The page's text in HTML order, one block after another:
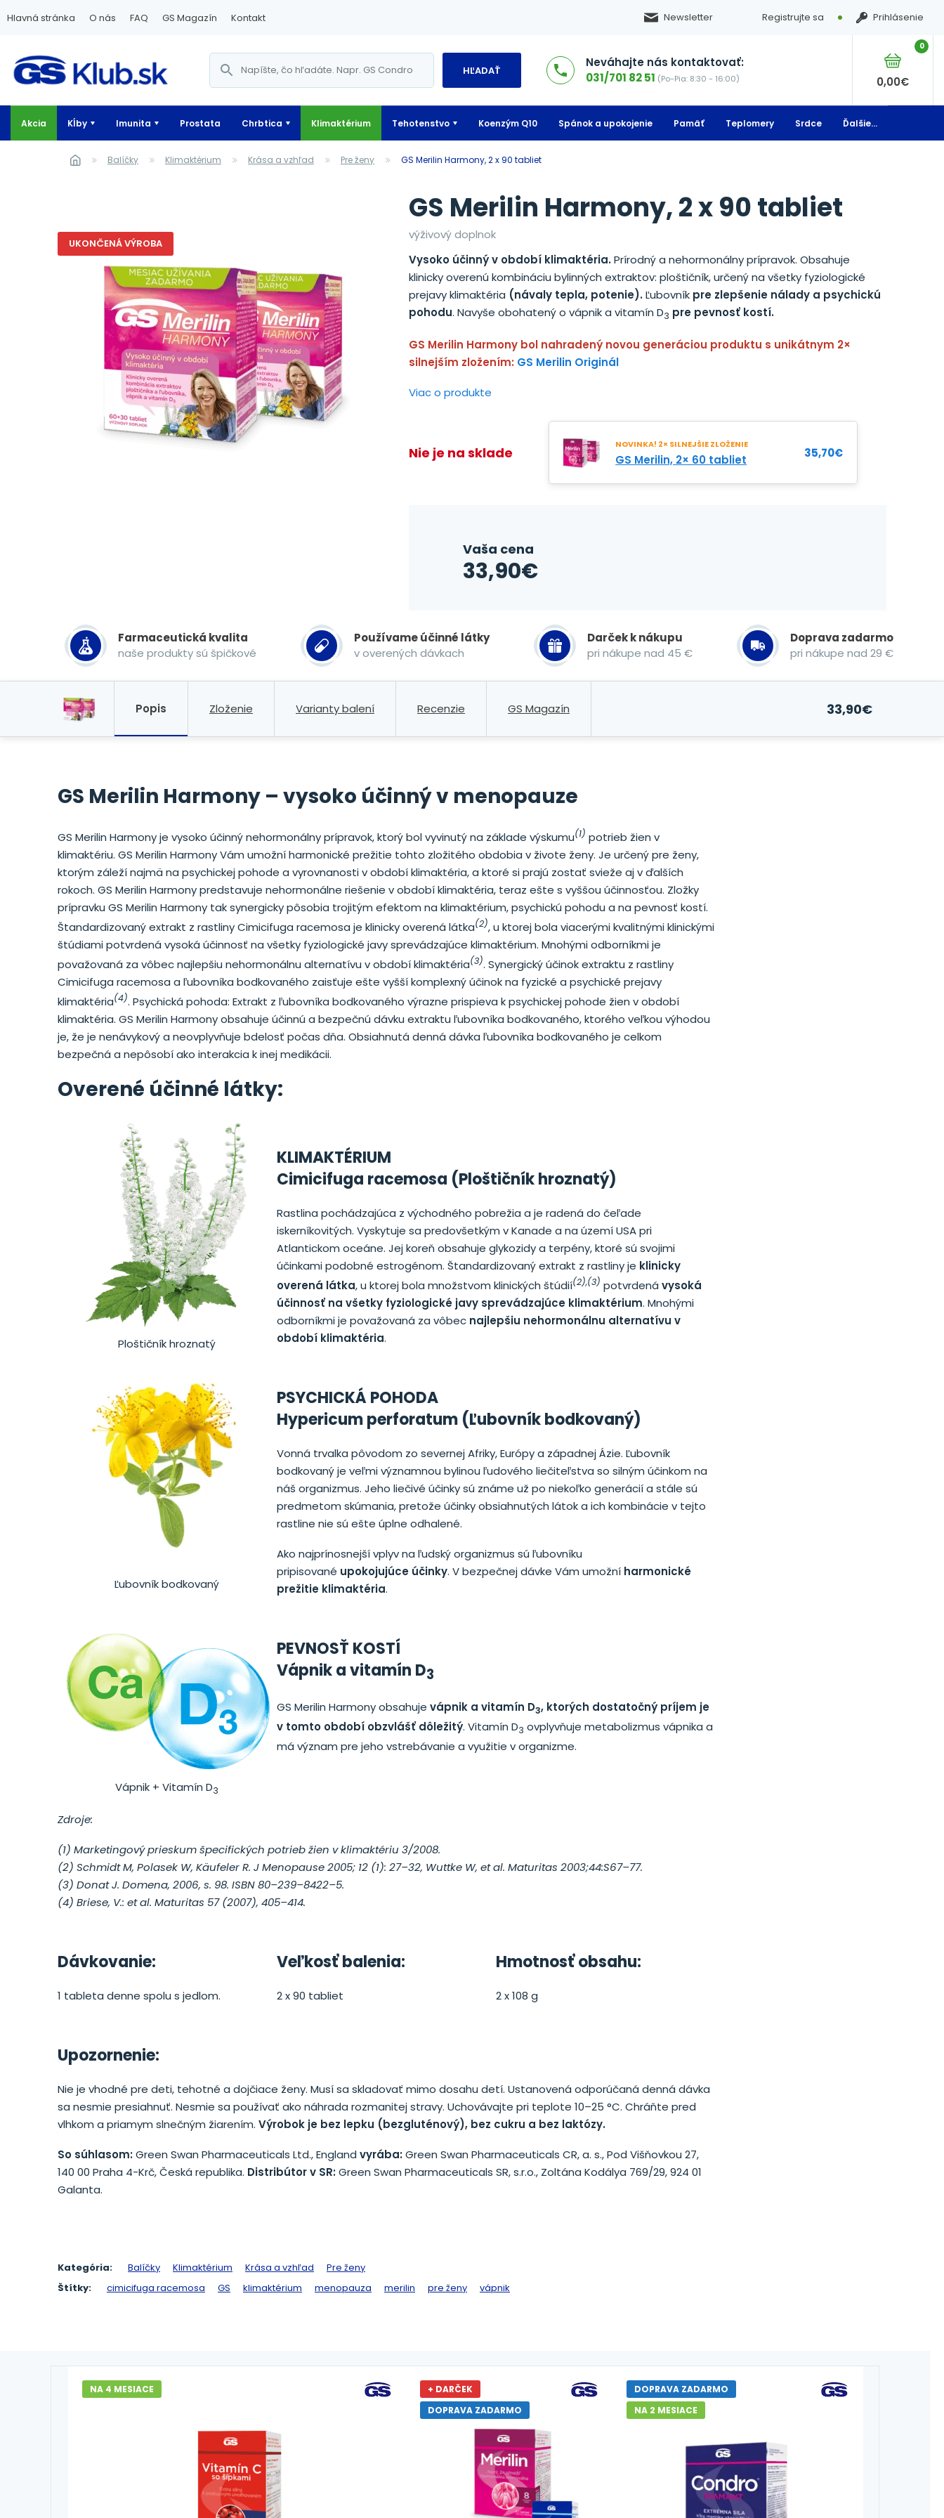
Hlavná stránka O nás FAQ GS Magazín Kontakt Newsletter Registrujte sa Prihlásenie
HĽADAŤ
Neváhajte nás kontaktovať:
031/701 82 51 (Po-Pia: 8:30 - 16:00)
0
0,00€
Akcia Kĺby Imunita Prostata Chrbtica Klimaktérium Tehotenstvo Koenzým Q10 Spánok a upokojenie Pamäť Teplomery Srdce Ďalšie...
Balíčky Klimaktérium Krása a vzhľad Pre ženy GS Merilin Harmony, 2 x 90 tabliet
UKONČENÁ VÝROBA
GS Merilin Harmony, 2 x 90 tabliet
výživový doplnok
Vysoko účinný v období klimaktéria.Prírodný a nehormonálny prípravok. Obsahuje
klinicky overenú kombináciu bylinných extraktov: ploštičník, určený na všetky fyziologické
prejavy klimaktéria (návaly tepla, potenie).Ľubovník pre zlepšenie nálady a psychickú
pohodu. Navyše obohatený o vápnik a vitamín D3 pre pevnosť kostí.
GS Merilin Harmony bol nahradený novou generáciou produktu s unikátnym 2×
silnejším zložením: GS Merilin Originál
Viac o produkte
Nie je na sklade NOVINKA! 2× SILNEJŠIE ZLOŽENIE
GS Merilin, 2× 60 tabliet 35,70€
Vaša cena
33,90€
Farmaceutická kvalita
naše produkty sú špičkové
Používame účinné látky
v overených dávkach
Darček k nákupu
pri nákupe nad 45 €
Doprava zadarmo
pri nákupe nad 29 €
Popis Zloženie Varianty balení Recenzie GS Magazín 33,90€
GS Merilin Harmony – vysoko účinný v menopauze
GS Merilin Harmony je vysoko účinný nehormonálny prípravok, ktorý bol vyvinutý na základe výskumu(1) potrieb žien v
klimaktériu. GS Merilin Harmony Vám umožní harmonické prežitie tohto zložitého obdobia v živote ženy. Je určený pre ženy,
ktorým záleží najmä na psychickej pohode a vyrovnanosti v období klimaktéria, a ktoré si prajú zostať svieže aj v ďalších
rokoch. GS Merilin Harmony predstavuje nehormonálne riešenie v období klimaktéria, teraz ešte s vyššou účinnosťou. Zložky
prípravku GS Merilin Harmony tak synergicky pôsobia trojitým efektom na klimaktérium, psychickú pohodu a na pevnosť kostí.
Štandardizovaný extrakt z rastliny Cimicifuga racemosa je klinicky overená látka(2), u ktorej bola viacerými kvalitnými klinickými
štúdiami potvrdená vysoká účinnosť na všetky fyziologické javy sprevádzajúce klimaktérium. Mnohými odborníkmi je
považovaná za vôbec najlepšiu nehormonálnu alternatívu v období klimaktéria(3). Synergický účinok extraktu z rastliny
Cimicifuga racemosa a ľubovníka bodkovaného zaisťuje ešte vyšší komplexný účinok na fyzické a psychické prejavy
klimaktéria(4). Psychická pohoda: Extrakt z ľubovníka bodkovaného výrazne prispieva k psychickej pohode žien v období
klimaktéria. GS Merilin Harmony obsahuje účinnú a bezpečnú dávku extraktu ľubovníka bodkovaného, ktorého veľkou výhodou
je, že je nenávykový a neovplyvňuje bdelosť počas dňa. Obsiahnutá denná dávka ľubovníka bodkovaného je celkom
bezpečná a nepôsobí ako interakcia k inej medikácii.
Overené účinné látky:
Ploštičník hroznatý
KLIMAKTÉRIUM
Cimicifuga racemosa (Ploštičník hroznatý)
Rastlina pochádzajúca z východného pobrežia a je radená do čeľade
iskerníkovitých. Vyskytuje sa predovšetkým v Kanade a na území USA pri
Atlantickom oceáne. Jej koreň obsahuje glykozidy a terpény, ktoré sú svojimi
účinkami podobné estrogénom. Štandardizovaný extrakt z rastliny je klinicky
overená látka, u ktorej bola množstvom klinických štúdií(2),(3) potvrdená vysoká
účinnosť na všetky fyziologické javy sprevádzajúce klimaktérium. Mnohými
odborníkmi je považovaná za vôbec najlepšiu nehormonálnu alternatívu v
období klimaktéria.
Ľubovník bodkovaný
PSYCHICKÁ POHODA
Hypericum perforatum (Ľubovník bodkovaný)
Vonná trvalka pôvodom zo severnej Afriky, Európy a západnej Ázie. Ľubovník
bodkovaný je veľmi významnou bylinou ľudového liečiteľstva so silným účinkom na
náš organizmus. Jeho liečivé účinky sú známe už po niekoľko generácií a stále sú
predmetom skúmania, pretože účinky obsiahnutých látok a ich kombinácie v tejto
rastline nie sú ešte úplne odhalené.
Ako najprínosnejší vplyv na ľudský organizmus sú ľubovníku
pripisované upokojujúce účinky. V bezpečnej dávke Vám umožní harmonické
prežitie klimaktéria.
Vápnik + Vitamín D3
PEVNOSŤ KOSTÍ
Vápnik a vitamín D3
GS Merilin Harmony obsahuje vápnik a vitamín D3, ktorých dostatočný príjem je
v tomto období obzvlášť dôležitý. Vitamín D3 ovplyvňuje metabolizmus vápnika a
má význam pre jeho vstrebávanie a využitie v organizme.
Zdroje:
(1) Marketingový prieskum špecifických potrieb žien v klimaktériu 3/2008.
(2) Schmidt M, Polasek W, Käufeler R. J Menopause 2005; 12 (1): 27–32, Wuttke W, et al. Maturitas 2003;44:S67–77.
(3) Donat J. Domena, 2006, s. 98. ISBN 80–239–8422–5.
(4) Briese, V.: et al. Maturitas 57 (2007), 405–414.
Dávkovanie:
1 tableta denne spolu s jedlom.
Veľkosť balenia:
2 x 90 tabliet
Hmotnosť obsahu:
2 x 108 g
Upozornenie:
Nie je vhodné pre deti, tehotné a dojčiace ženy. Musí sa skladovať mimo dosahu detí. Ustanovená odporúčaná denná dávka
sa nesmie presiahnuť. Nesmie sa používať ako náhrada rozmanitej stravy. Uchovávajte pri teplote 10–25 °C. Chráňte pred
vlhkom a priamym slnečným žiarením. Výrobok je bez lepku (bezgluténový), bez cukru a bez laktózy.
So súhlasom:Green Swan Pharmaceuticals Ltd., England vyrába:Green Swan Pharmaceuticals CR, a. s., Pod Višňovkou 27,
140 00 Praha 4-Krč, Česká republika. Distribútor v SR:Green Swan Pharmaceuticals SR, s.r.o., Zoltána Kodálya 769/29, 924 01
Galanta.
Kategória: Balíčky Klimaktérium Krása a vzhľad
Pre ženy
Štítky:
cimicifuga racemosa GS klimaktérium menopauza merilin pre ženy vápnik
NA 4 MESIACE
+ DARČEK
DOPRAVA ZADARMO
DOPRAVA ZADARMO
NA 2 MESIACE